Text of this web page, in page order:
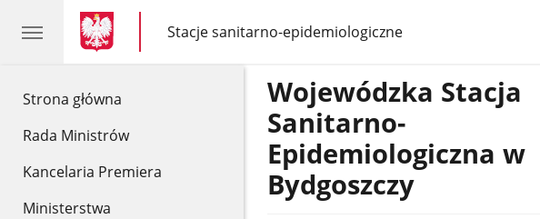
Strona główna
Rada Ministrów
Kancelaria Premiera
Ministerstwa
gov.pl
gov.pl
Stacje sanitarno-epidemiologiczne
gov.pl
Stacje
sanitarno-
epidemiologiczne
Wojewódzka Stacja
Sanitarno-
Epidemiologiczna w
Bydgoszczy